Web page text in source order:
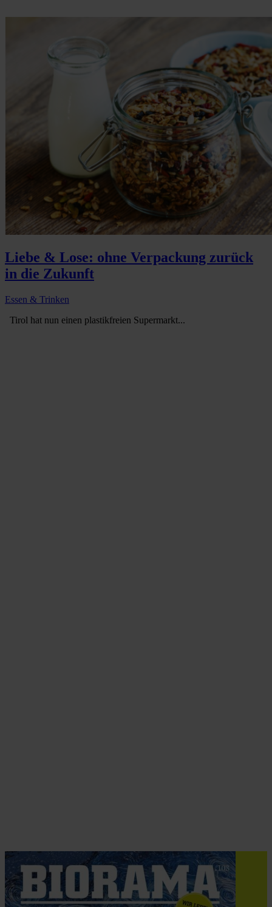
Liebe & Lose: ohne Verpackung zurück
in die Zukunft
Essen & Trinken
Tirol hat nun einen plastikfreien Supermarkt...